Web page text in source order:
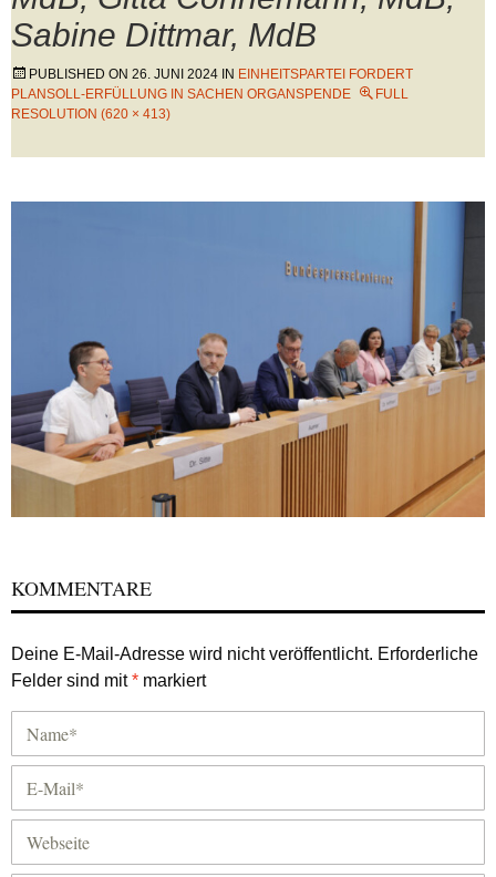
Sabine Dittmar, MdB
PUBLISHED ON 26. JUNI 2024 IN EINHEITSPARTEI FORDERT
PLANSOLL-ERFÜLLUNG IN SACHEN ORGANSPENDE
FULL
RESOLUTION (620 × 413)
KOMMENTARE
Deine E-Mail-Adresse wird nicht veröffentlicht. Erforderliche
Felder sind mit* markiert